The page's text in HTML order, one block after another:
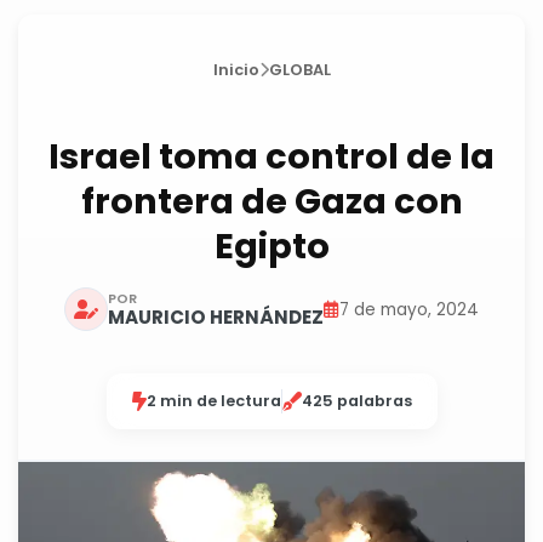
Inicio GLOBAL
Israel toma control de la
frontera de Gaza con
Egipto
POR
MAURICIO HERNÁNDEZ 7 de mayo, 2024
2 min de lectura 425 palabras